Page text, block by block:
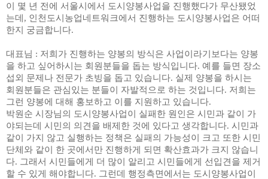
이 몇 년 전에 서울시에서 도시양봉사업을 진행했다가 무산됐었
는데 , 인천도시농업네트워크에서 진행하는 도시양봉사업은 어떠
한지 궁금합니다.
대표님 : 저희가 진행하는 양봉의 방식은 사업이라기보다는 양봉
을 하고 싶어하시는 회원분들을 돕는 방식입니다. 예를 들면 장소
섭외 문제나 전문가 초빙을 돕고 있습니다. 실제 양봉을 하시는
회원분들은 관심있는 분들이 자발적으로 하는 것입니다. 저희는
그런 양봉에 대해 홍보하고 이를 지원하고 있습니다.
박원순 시장님의 도시양봉사업이 실패한 원인은 시민과 같이 가
야되는데 시민의 의견을 배제한 것에 있다고 생각합니다. 시민과
같이 가지 않고 실행하는 정책은 실패의 가능성이 크고 또한 시민
단체와 같이 한 곳에서만 진행하게 되면 확산효과가 크지 않습니
다. 그래서 시민들에게 더 많이 알리고 시민들에게 선입견을 제거
할 수 있게 해야합니다. 그런데 행정측면에서는 도시양봉사업이